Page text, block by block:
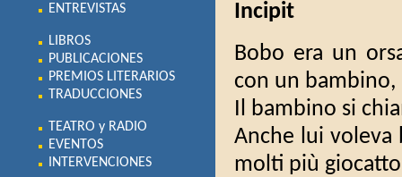
ENTREVISTAS
LIBROS
PUBLICACIONES
PREMIOS LITERARIOS
TRADUCCIONES
TEATRO y RADIO
EVENTOS
INTERVENCIONES
Incipit
Bobo era un
con un
Il bambino si
Anche lui voleva
molti più